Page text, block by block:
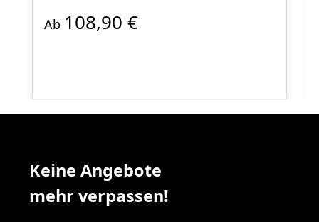
Ab 108,90 €
Keine Angebote
mehr verpassen!